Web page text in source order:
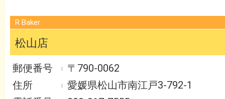
R Baker
松山店
〒790-0062
愛媛県松山市南江戸3-792-1